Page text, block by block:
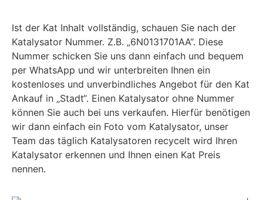
Ist der Kat Inhalt vollständig, schauen Sie nach der
Katalysator Nummer. Z.B. „6N0131701AA“. Diese
Nummer schicken Sie uns dann einfach und bequem
per WhatsApp und wir unterbreiten Ihnen ein
kostenloses und unverbindliches Angebot für den Kat
Ankauf in „Stadt“. Einen Katalysator ohne Nummer
können Sie auch bei uns verkaufen. Hierfür benötigen
wir dann einfach ein Foto vom Katalysator, unser
Team das täglich Katalysatoren recycelt wird Ihren
Katalysator erkennen und Ihnen einen Kat Preis
nennen.